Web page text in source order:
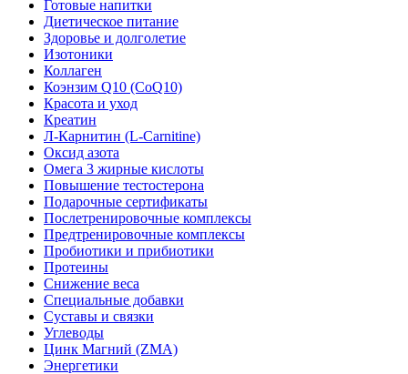
Готовые напитки
Диетическое питание
Здоровье и долголетие
Изотоники
Коллаген
Коэнзим Q10 (CoQ10)
Красота и уход
Креатин
Л-Карнитин (L-Сarnitine)
Оксид азота
Омега 3 жирные кислоты
Повышение тестостерона
Подарочные сертификаты
Послетренировочные комплексы
Предтренировочные комплексы
Пробиотики и прибиотики
Протеины
Снижение веса
Специальные добавки
Суставы и связки
Углеводы
Цинк Магний (ZMA)
Энергетики